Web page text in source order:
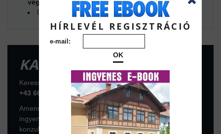
HÍRLEVÉL REGISZTRÁCIÓ
e-mail:
OK
végfelhasználói árból + ÁFA + költségek
Ügyintézési díj:1% + ÁFA
KAPCSOLATFELVÉTEL
Keressen telefonon vagy foglaljon konzultációs időpontot:
+43 664 7376 1399
Amennyiben az ingatlan komolyan érdekli, foglaljon
ingyenes konzultációs időpontot a következő linken. A
konzultáció online, az ingyenes ZOOM